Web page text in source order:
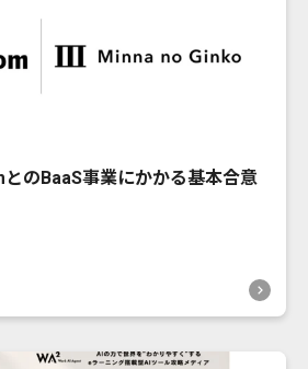
のBaaS事業にかかる基本合意